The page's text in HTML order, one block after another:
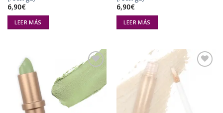
6,90€
LEER MÁS
6,90€
LEER MÁS
Añadir
a la